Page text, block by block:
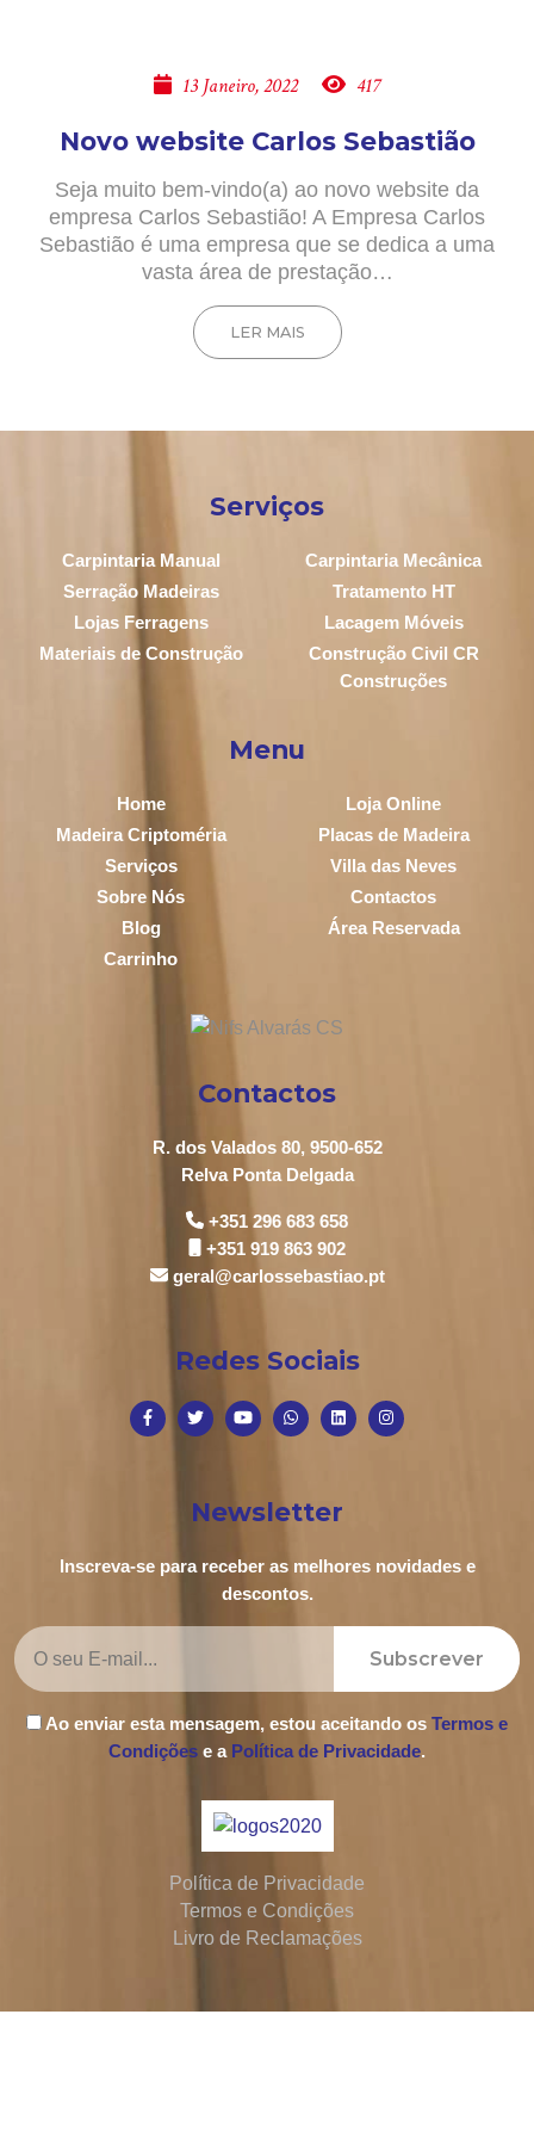
13 Janeiro, 2022 417
Novo website Carlos Sebastião
Seja muito bem-vindo(a) ao novo website da
empresa Carlos Sebastião! A Empresa Carlos
Sebastião é uma empresa que se dedica a uma
vasta área de prestação…
LER MAIS
Serviços
Carpintaria Manual
Carpintaria Mecânica
Serração Madeiras
Tratamento HT
Lojas Ferragens
Lacagem Móveis
Materiais de Construção
Construção Civil CR
Construções
Menu
Home
Loja Online
Madeira Criptoméria
Placas de Madeira
Serviços
Villa das Neves
Sobre Nós
Contactos
Blog
Área Reservada
Carrinho
Contactos
R. dos Valados 80, 9500-652
Relva Ponta Delgada
+351 296 683 658
+351 919 863 902
geral@carlossebastiao.pt
Redes Sociais
Newsletter
Inscreva-se para receber as melhores novidades e
descontos.
Subscrever
Ao enviar esta mensagem, estou aceitando os Termos e
Condições e a Política de Privacidade.
Política de Privacidade
Termos e Condições
Livro de Reclamações